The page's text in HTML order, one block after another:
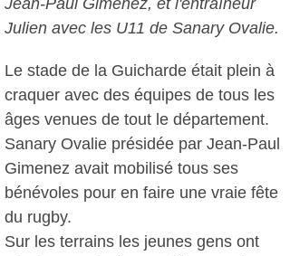
Jean-Paul Gimenez, et l'entraîneur
Julien avec les U11 de Sanary Ovalie.
Le stade de la Guicharde était plein à
craquer avec des équipes de tous les
âges venues de tout le département.
Sanary Ovalie présidée par Jean-Paul
Gimenez avait mobilisé tous ses
bénévoles pour en faire une vraie fête
du rugby.
Sur les terrains les jeunes gens ont